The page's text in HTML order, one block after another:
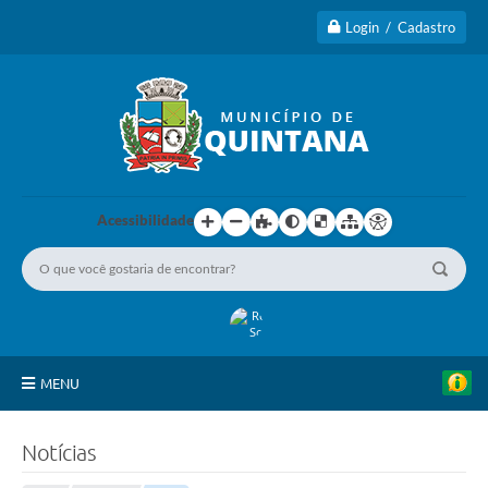
Login / Cadastro
Acessibilidade
MENU
Notícias